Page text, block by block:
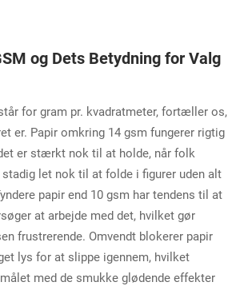
og Dets Betydning for Valg
for gram pr. kvadratmeter, fortæller os,
er. Papir omkring 14 gsm fungerer rigtig
er stærkt nok til at holde, når folk
stadig let nok til at folde i figurer uden alt
papir end 10 gsm har tendens til at
at arbejde med det, hvilket gør
frustrerende. Omvendt blokerer papir
lys for at slippe igennem, hvilket
med de smukke glødende effekter